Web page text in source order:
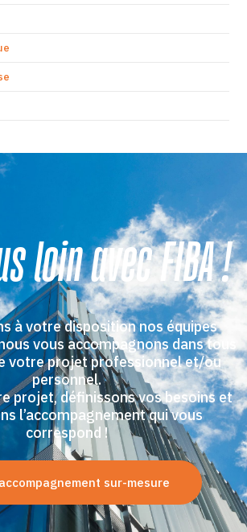
loin avec FIBA !
à votre disposition nos équipes
vous accompagnons dans tous
votre projet professionnel et/ou
personnel.
projet, définissons vos besoins et
l’accompagnement qui vous
correspond !
sur-mesure